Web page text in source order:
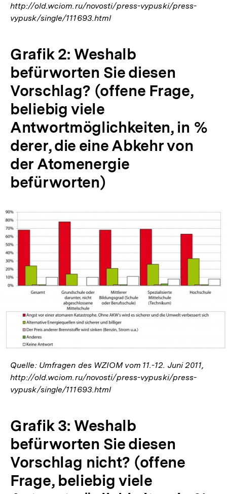
http://old.wciom.ru/novosti/press-vypuski/press-
vypusk/single/111693.html
Grafik 2: Weshalb
befürworten Sie diesen
Vorschlag? (offene Frage,
beliebig viele
Antwortmöglichkeiten, in %
derer, die eine Abkehr von
der Atomenergie
befürworten)
In
Lightbox
öffnen
Quelle: Umfragen des WZIOM vom 11.-12. Juni 2011,
http://old.wciom.ru/novosti/press-vypuski/press-
vypusk/single/111693.html
Grafik 3: Weshalb
befürworten Sie diesen
Vorschlag nicht? (offene
Frage, beliebig viele